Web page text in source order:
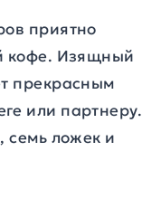
приятно
кофе. Изящный
прекрасным
или партнеру.
семь ложек и